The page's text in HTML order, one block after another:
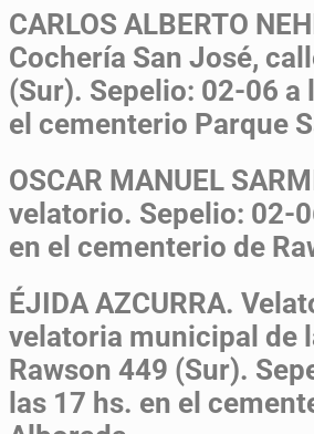
CARLOS ALBERTO
Cochería San José,
(Sur). Sepelio: 02-06 a
el cementerio Parque
OSCAR MANUEL
velatorio. Sepelio: 02-
en el cementerio de
ÉJIDA AZCURRA.
velatoria municipal de
Rawson 449 (Sur).
las 17 hs. en el